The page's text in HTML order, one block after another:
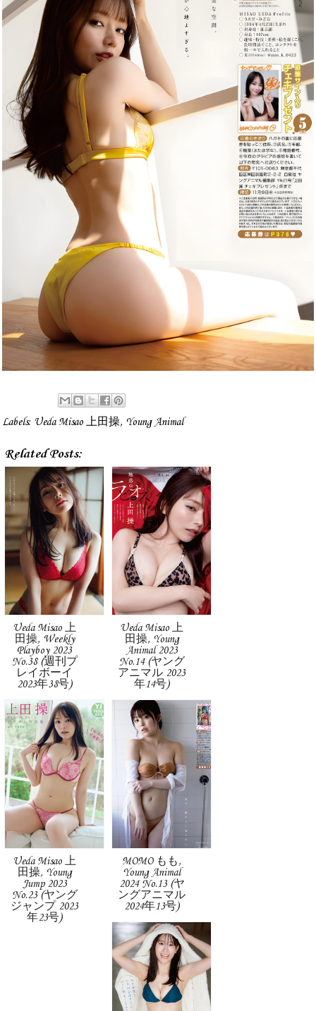
Labels: Ueda Misao 上田操, Young Animal
Related Posts:
Ueda Misao 上
田操, Weekly
Playboy 2023
No.38 (週刊プ
レイボーイ
2023年38号)
Ueda Misao 上
田操, Young
Animal 2023
No.14 (ヤング
アニマル 2023
年14号)
Ueda Misao 上
田操, Young
Jump 2023
No.23 (ヤング
ジャンプ 2023
年23号)
MOMO もも,
Young Animal
2024 No.13 (ヤ
ングアニマル
2024年13号)